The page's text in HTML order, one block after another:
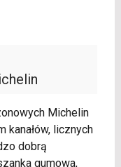
Michelin
kanałów, licznych
dobrą
gumowa,